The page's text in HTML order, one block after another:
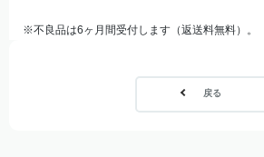
※不良品は6ヶ月間受付します（返送料無料）。
戻る